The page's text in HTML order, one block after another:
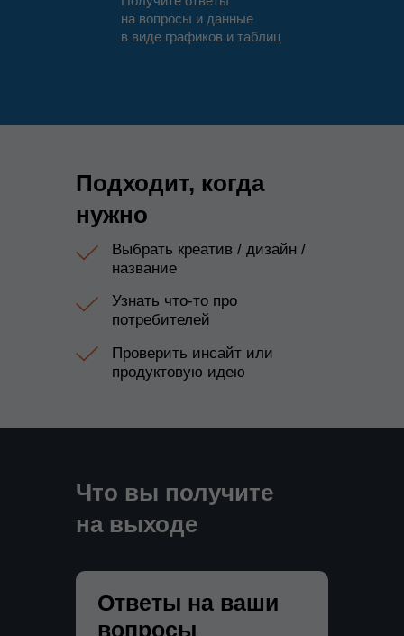
на вопросы и данные
в виде графиков и таблиц
Подходит, когда
нужно
Выбрать креатив / дизайн /
название
Узнать что-то про
потребителей
Проверить инсайт или
продуктовую идею
Что вы получите
на выходе
Ответы на ваши
вопросы